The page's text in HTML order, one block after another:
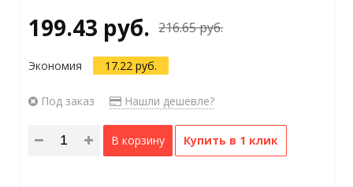
199.43 руб. 216.65 руб.
Экономия 17.22 руб.
Под заказ Нашли дешевле?
В корзину Купить в 1 клик